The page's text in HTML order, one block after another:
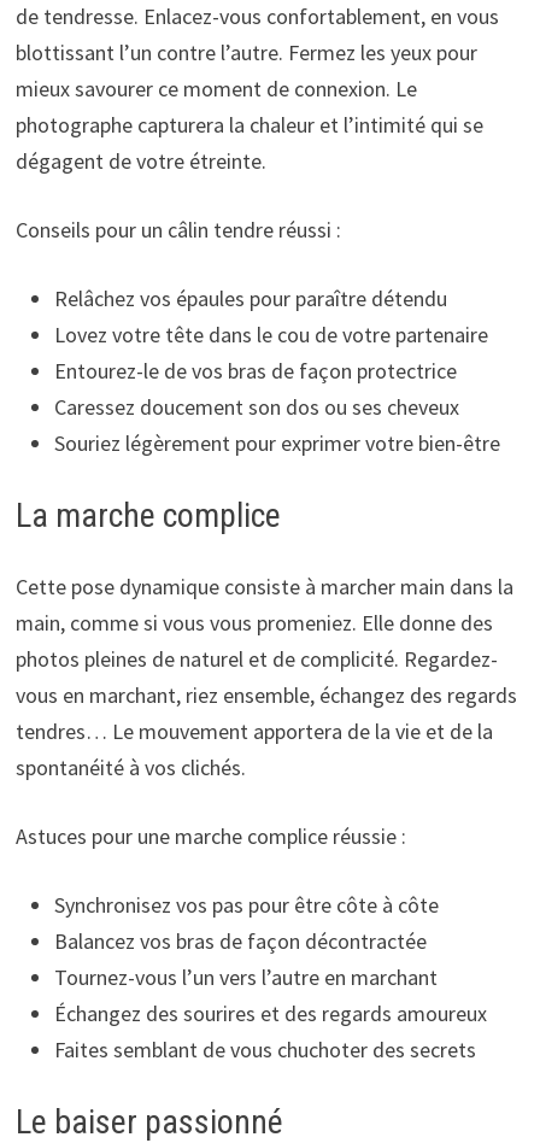
de tendresse. Enlacez-vous confortablement, en vous
blottissant l’un contre l’autre. Fermez les yeux pour
mieux savourer ce moment de connexion. Le
photographe capturera la chaleur et l’intimité qui se
dégagent de votre étreinte.
Conseils pour un câlin tendre réussi :
Relâchez vos épaules pour paraître détendu
Lovez votre tête dans le cou de votre partenaire
Entourez-le de vos bras de façon protectrice
Caressez doucement son dos ou ses cheveux
Souriez légèrement pour exprimer votre bien-être
La marche complice
Cette pose dynamique consiste à marcher main dans la
main, comme si vous vous promeniez. Elle donne des
photos pleines de naturel et de complicité. Regardez-
vous en marchant, riez ensemble, échangez des regards
tendres… Le mouvement apportera de la vie et de la
spontanéité à vos clichés.
Astuces pour une marche complice réussie :
Synchronisez vos pas pour être côte à côte
Balancez vos bras de façon décontractée
Tournez-vous l’un vers l’autre en marchant
Échangez des sourires et des regards amoureux
Faites semblant de vous chuchoter des secrets
Le baiser passionné